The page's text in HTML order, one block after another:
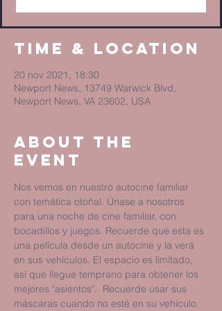
Time & Location
20 nov 2021, 18:30
Newport News, 13749 Warwick Blvd,
Newport News, VA 23602, USA
About The
Event
Nos vemos en nuestro autocine familiar
con temática otoñal. Únase a nosotros
para una noche de cine familiar, con
bocadillos y juegos. Recuerde que esta es
una película desde un autocine y la verá
en sus vehículos. El espacio es limitado,
así que llegue temprano para obtener los
mejores "asientos".  Recuerde usar sus
máscaras cuando no esté en su vehículo.